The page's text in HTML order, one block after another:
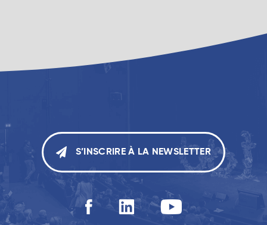
S’INSCRIRE À LA NEWSLETTER